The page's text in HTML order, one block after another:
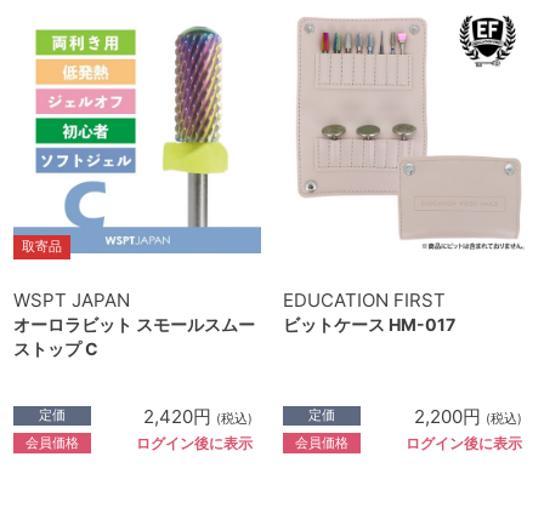
取寄品
WSPT JAPAN
オーロラビット スモールスムー
ストップ C
定価 2,420円 (税込)
会員価格 ログイン後に表示
EDUCATION FIRST
ビットケース HM-017
定価 2,200円 (税込)
会員価格 ログイン後に表示